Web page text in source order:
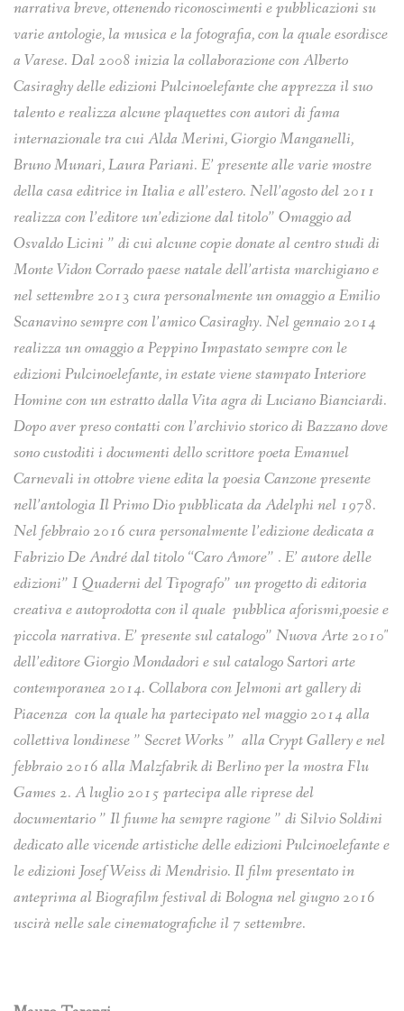
narrativa breve, ottenendo riconoscimenti e pubblicazioni su
varie antologie, la musica e la fotografia, con la quale esordisce
a Varese. Dal 2008 inizia la collaborazione con Alberto
Casiraghy delle edizioni Pulcinoelefante che apprezza il suo
talento e realizza alcune plaquettes con autori di fama
internazionale tra cui Alda Merini, Giorgio Manganelli,
Bruno Munari, Laura Pariani. E’ presente alle varie mostre
della casa editrice in Italia e all’estero. Nell’agosto del 2011
realizza con l’editore un’edizione dal titolo” Omaggio ad
Osvaldo Licini ” di cui alcune copie donate al centro studi di
Monte Vidon Corrado paese natale dell’artista marchigiano e
nel settembre 2013 cura personalmente un omaggio a Emilio
Scanavino sempre con l’amico Casiraghy. Nel gennaio 2014
realizza un omaggio a Peppino Impastato sempre con le
edizioni Pulcinoelefante, in estate viene stampato Interiore
Homine con un estratto dalla Vita agra di Luciano Bianciardi.
Dopo aver preso contatti con l’archivio storico di Bazzano dove
sono custoditi i documenti dello scrittore poeta Emanuel
Carnevali in ottobre viene edita la poesia Canzone presente
nell’antologia Il Primo Dio pubblicata da Adelphi nel 1978.
Nel febbraio 2016 cura personalmente l’edizione dedicata a
Fabrizio De André dal titolo “Caro Amore” . E’ autore delle
edizioni” I Quaderni del Tipografo” un progetto di editoria
creativa e autoprodotta con il quale pubblica aforismi,poesie e
piccola narrativa. E’ presente sul catalogo” Nuova Arte 2010″
dell’editore Giorgio Mondadori e sul catalogo Sartori arte
contemporanea 2014. Collabora con Jelmoni art gallery di
Piacenza con la quale ha partecipato nel maggio 2014 alla
collettiva londinese ” Secret Works ” alla Crypt Gallery e nel
febbraio 2016 alla Malzfabrik di Berlino per la mostra Flu
Games 2. A luglio 2015 partecipa alle riprese del
documentario ” Il fiume ha sempre ragione ” di Silvio Soldini
dedicato alle vicende artistiche delle edizioni Pulcinoelefante e
le edizioni Josef Weiss di Mendrisio. Il film presentato in
anteprima al Biografilm festival di Bologna nel giugno 2016
uscirà nelle sale cinematografiche il 7 settembre.